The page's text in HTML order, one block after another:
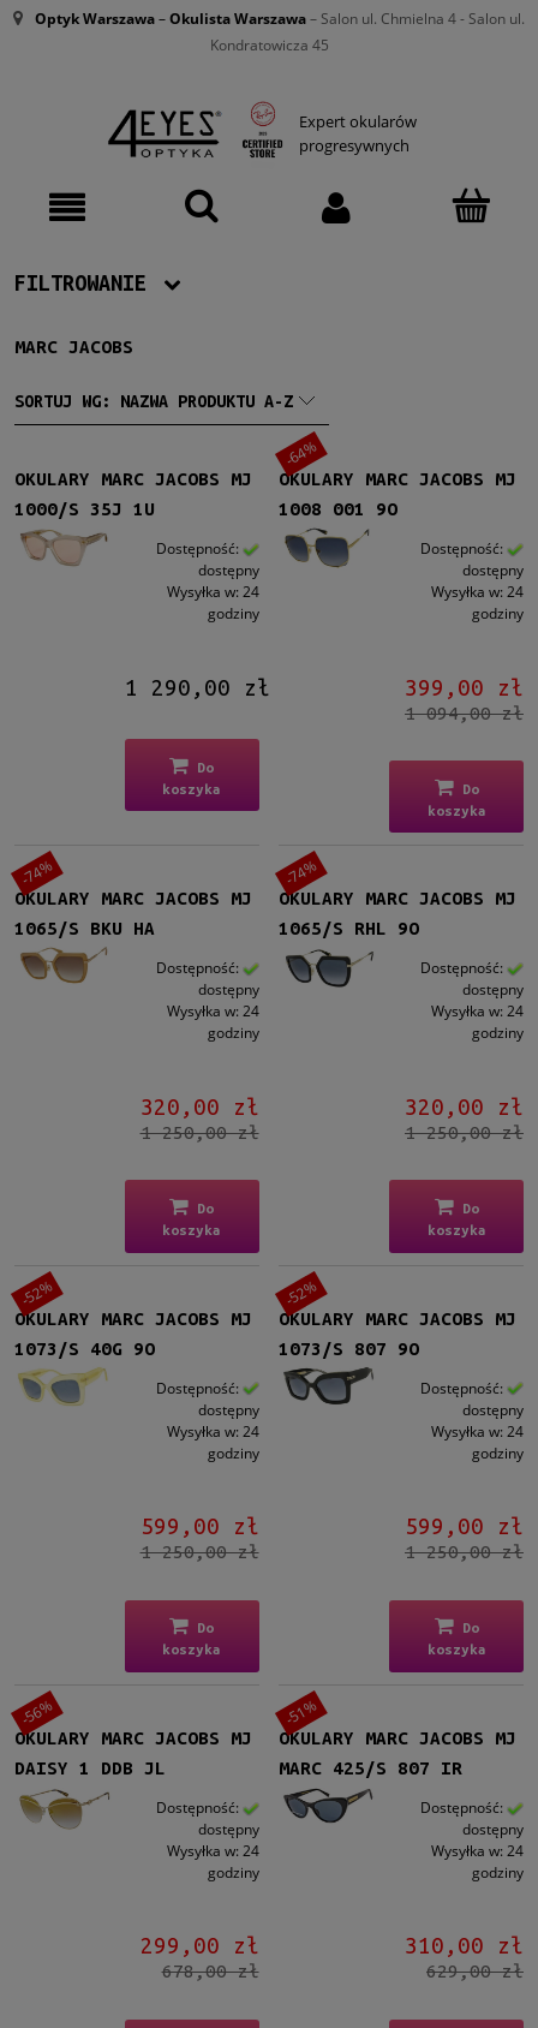
Optyk Warszawa–Okulista Warszawa– Salon ul. Chmielna 4 - Salon ul.
Kondratowicza 45
Expert okularów
progresywnych
FILTROWANIE
Producent
Marc Jacobs(9)
Damskie(9)
Kształt
Brązowy/Beżowy
Zielony
(1)
Żółty
(1)
Złoty(2)
Pełne
Lustro
Tak(2)
Możliwość montażu soczewek z korekcją
Dostępność
dostępny(9)
Cena
Filtruj
MARC JACOBS
SORTUJ WG: NAZWA PRODUKTU A-Z
OKULARY MARC JACOBS MJ
1000/S 35J 1U
Dostępność:
dostępny
Wysyłka w: 24
godziny
1 290,00 zł
Do
koszyka
OKULARY MARC JACOBS MJ
1008 001 9O
Dostępność:
dostępny
Wysyłka w: 24
godziny
399,00 zł
1 094,00 zł
Do
koszyka
-64%
OKULARY MARC JACOBS MJ
1065/S BKU HA
Dostępność:
dostępny
Wysyłka w: 24
godziny
320,00 zł
1 250,00 zł
Do
koszyka
-74%
OKULARY MARC JACOBS MJ
1065/S RHL 9O
Dostępność:
dostępny
Wysyłka w: 24
godziny
320,00 zł
1 250,00 zł
Do
koszyka
-74%
OKULARY MARC JACOBS MJ
1073/S 40G 9O
Dostępność:
dostępny
Wysyłka w: 24
godziny
599,00 zł
1 250,00 zł
Do
koszyka
-52%
OKULARY MARC JACOBS MJ
1073/S 807 9O
Dostępność:
dostępny
Wysyłka w: 24
godziny
599,00 zł
1 250,00 zł
Do
koszyka
-52%
OKULARY MARC JACOBS MJ
DAISY 1 DDB JL
Dostępność:
dostępny
Wysyłka w: 24
godziny
299,00 zł
678,00 zł
-56%
OKULARY MARC JACOBS MJ
MARC 425/S 807 IR
Dostępność:
dostępny
Wysyłka w: 24
godziny
310,00 zł
629,00 zł
-51%